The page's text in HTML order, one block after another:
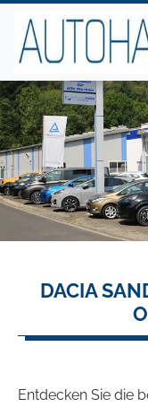
DACIA
Entdecken Sie die